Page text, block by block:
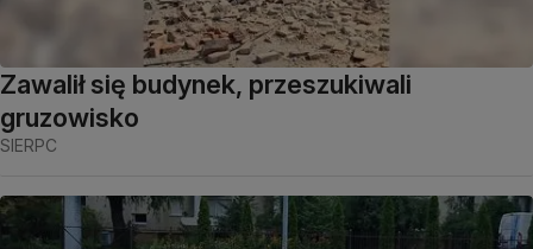
Zawalił się budynek, przeszukiwali
gruzowisko
SIERPC